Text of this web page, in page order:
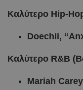
Καλύτερο Hip-
Doechii,
Καλύτερο R&B
Mariah